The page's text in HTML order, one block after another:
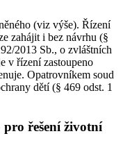
(viz výše). Řízení
zahájit i bez návrhu (§
2013 Sb., o zvláštních
v řízení zastoupeno
Opatrovníkem soud
dětí (§ 469 odst. 1
řešení životní